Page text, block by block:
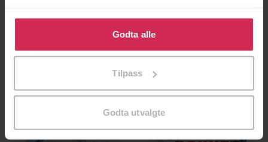
Klikk på «Godta alle» for å gi oss ditt samtykke til å
bruke cookies for alle disse formålene. Du kan også
tilpasse ditt samtykke til spesifikke formål ved å klikke
Godta alle
Tilpass
Godta utvalgte